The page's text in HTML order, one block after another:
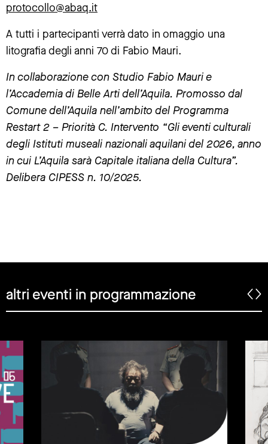
protocollo@abaq.it
A tutti i partecipanti verrà dato in omaggio una
litografia degli anni 70 di Fabio Mauri.
In collaborazione con Studio Fabio Mauri e
l’Accademia di Belle Arti dell’Aquila. Promosso dal
Comune dell’Aquila nell’ambito del Programma
Restart 2 – Priorità C. Intervento “Gli eventi culturali
degli Istituti museali nazionali aquilani del 2026, anno
in cui L’Aquila sarà Capitale italiana della Cultura”.
Delibera CIPESS n. 10/2025.
altri eventi in programmazione